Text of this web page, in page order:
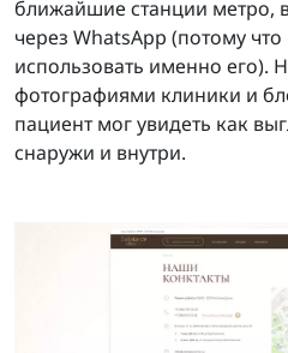
ближайшие станции метро,
через WhatsApp (потому
использовать именно его).
фотографиями клиники и
пациент мог увидеть как
снаружи и внутри.